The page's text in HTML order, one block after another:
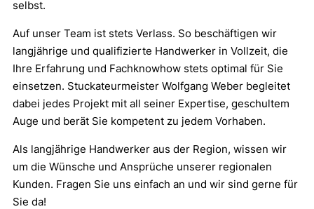
selbst.
Auf unser Team ist stets Verlass. So beschäftigen wir
langjährige und qualifizierte Handwerker in Vollzeit, die
Ihre Erfahrung und Fachknowhow stets optimal für Sie
einsetzen. Stuckateurmeister Wolfgang Weber begleitet
dabei jedes Projekt mit all seiner Expertise, geschultem
Auge und berät Sie kompetent zu jedem Vorhaben.
Als langjährige Handwerker aus der Region, wissen wir
um die Wünsche und Ansprüche unserer regionalen
Kunden. Fragen Sie uns einfach an und wir sind gerne für
Sie da!